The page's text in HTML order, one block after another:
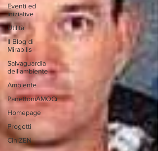
Eventi ed
iniziative
Utilità
Il Blog di
Mirabilis
Salvaguardia
dell'ambiente
Ambiente
PanettoniAMOCi
Homepage
Progetti
CiniZEN